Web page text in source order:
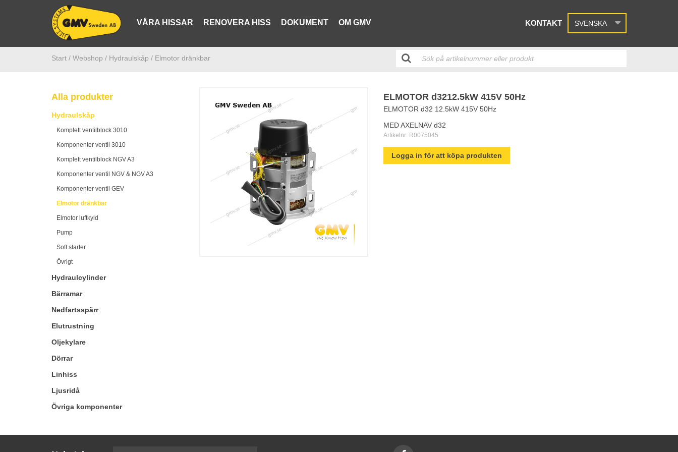
VÅRA HISSAR RENOVERA HISS DOKUMENT OM GMV KONTAKT SVENSKA
Start / Webshop / Hydraulskåp / Elmotor dränkbar
Alla produkter
Hydraulskåp
Komplett ventilblock 3010
Komponenter ventil 3010
Komplett ventilblock NGV A3
Komponenter ventil NGV & NGV A3
Komponenter ventil GEV
Elmotor dränkbar
Elmotor luftkyld
Pump
Soft starter
Övrigt
Hydraulcylinder
Bärramar
Nedfartsspärr
Elutrustning
Oljekylare
Dörrar
Linhiss
Ljusridå
Övriga komponenter
ELMOTOR d3212.5kW 415V 50Hz
ELMOTOR d32 12.5kW 415V 50Hz
MED AXELNAV d32
Artikelnr: R0075045
Logga in för att köpa produkten